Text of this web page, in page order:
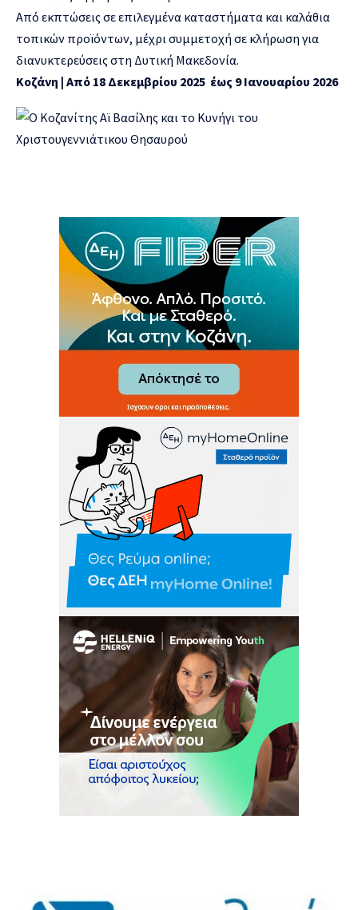
Από εκπτώσεις σε επιλεγμένα καταστήματα και καλάθια
τοπικών προϊόντων, μέχρι συμμετοχή σε κλήρωση για
διανυκτερεύσεις στη Δυτική Μακεδονία.
Κοζάνη | Από 18 Δεκεμβρίου 2025 έως 9 Ιανουαρίου 2026